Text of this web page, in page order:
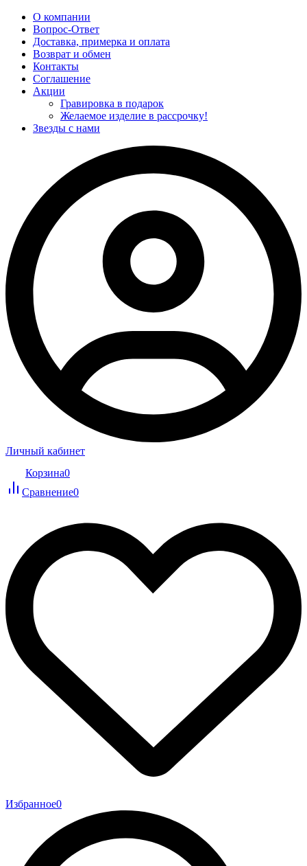
О компании
Вопрос-Ответ
Доставка, примерка и оплата
Возврат и обмен
Контакты
Соглашение
Акции
Гравировка в подарок
Желаемое изделие в рассрочку!
Звезды с нами
Личный кабинет
Корзина0
Сравнение0
Избранное0